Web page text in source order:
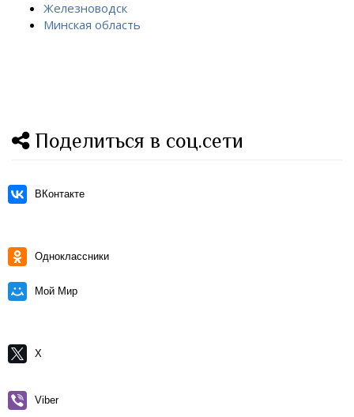
Железноводск
Минская область
Поделиться в соц.сети
ВКонтакте
Одноклассники
Мой Мир
X
Viber